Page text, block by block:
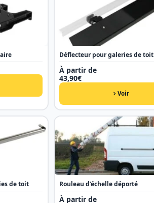
Déflecteur pour galeries de toit
À partir de
43,90€
Voir
de toit Rouleau d’échelle déporté
À partir de